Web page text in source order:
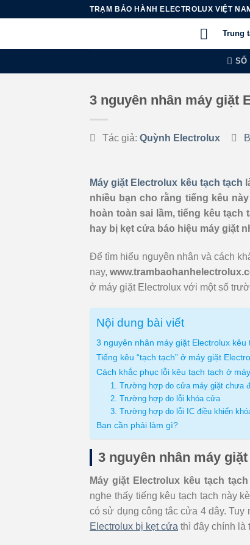
TRẠM BẢO HÀNH ELECTROLUX VIỆT
Trung
SỐ
3 nguyên nhân máy giặt
Tác giả: Quỳnh Electrolux
Máy giặt Electrolux kêu tạch tạch
nhiều bạn cho rằng tiếng kêu
hoàn toàn sai lầm, tiếng kêu
hay bị kẹt cửa báo hiệu máy giặt
Để tìm hiểu nguyên nhân và cách
nay,
ở máy giặt Electrolux với một số
Nội dung bài viết
3 nguyên nhân máy giặt Electrolux kêu
Tiếng kêu “tạch tạch” ở máy giặt
Cách khắc phục lỗi kêu tạch tạch ở
1. Trường hợp do cửa máy giặt chưa
2. Trường hợp do lỗi khóa cửa
3. Trường hợp do lỗi IC điều khiển
Bạn cần phải làm gì?
3 nguyên nhân máy
Máy giặt Electrolux kêu tạch tạch
nghe thấy tiếng kêu tạch tạch này
có sử dụng công tắc cửa 4 dây. Tuy
Electrolux bị kẹt cửa thì đây chính là